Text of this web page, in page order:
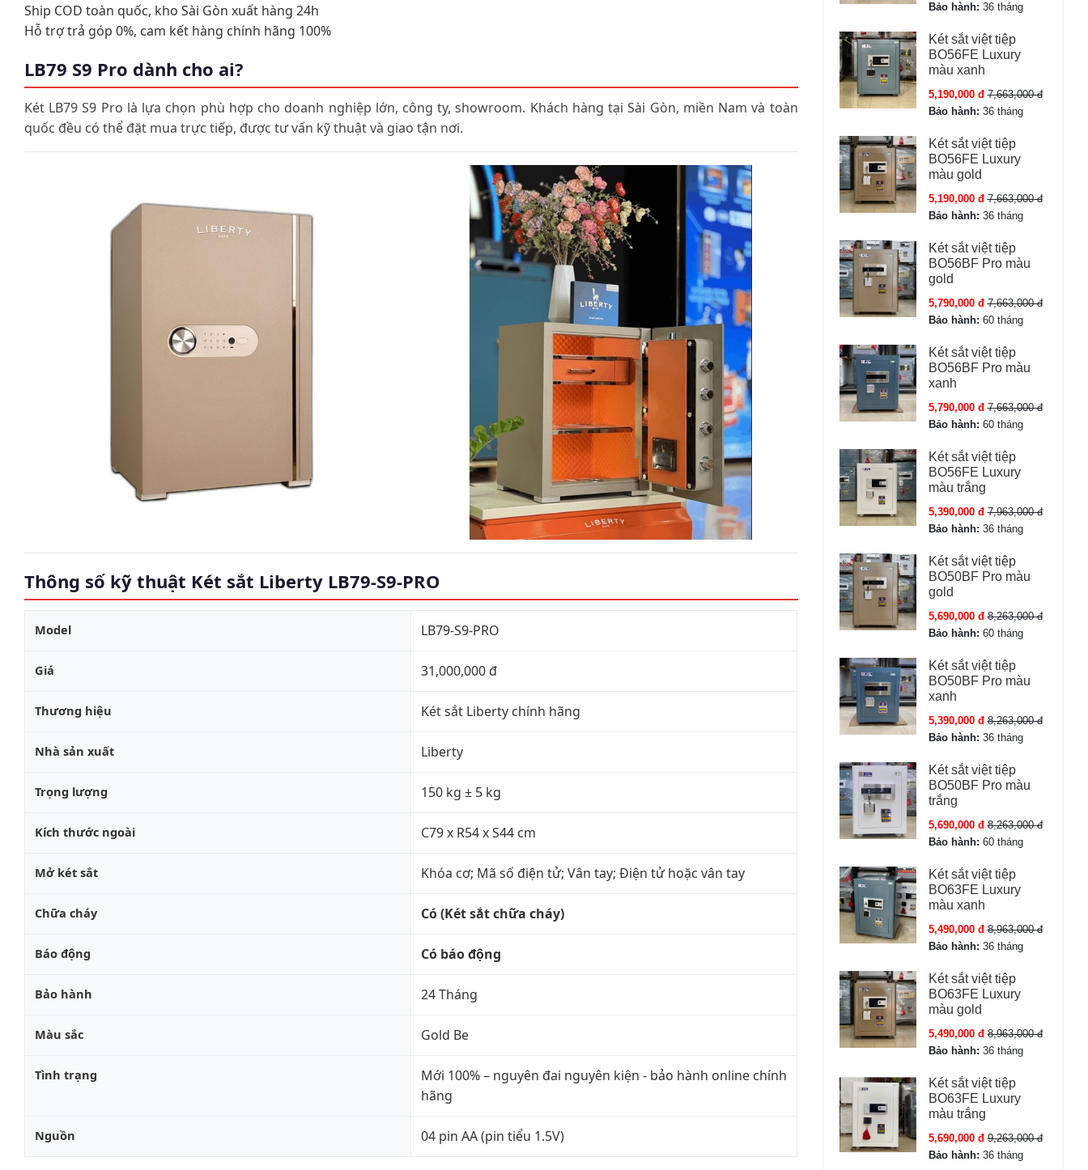
Ship COD toàn quốc, kho Sài Gòn xuất hàng 24h
Hỗ trợ trả góp 0%, cam kết hàng chính hãng 100%
LB79 S9 Pro dành cho ai?
Két LB79 S9 Pro là lựa chọn phù hợp cho doanh nghiệp lớn, công ty, showroom. Khách hàng tại Sài Gòn, miền Nam và toàn
quốc đều có thể đặt mua trực tiếp, được tư vấn kỹ thuật và giao tận nơi.
Thông số kỹ thuật Két sắt Liberty LB79-S9-PRO
Model LB79-S9-PRO
Giá 31,000,000 đ
Thương hiệu Két sắt Liberty chính hãng
Nhà sản xuất Liberty
Trọng lượng 150 kg ± 5 kg
Kích thước ngoài C79 x R54 x S44 cm
Mở két sắt Khóa cơ; Mã số điện tử; Vân tay; Điện tử hoặc vân tay
Chữa cháy Có (Két sắt chữa cháy)
Báo động Có báo động
Bảo hành 24 Tháng
Màu sắc Gold Be
Tình trạng
Mới 100% – nguyên đai nguyên kiện - bảo hành online chính
hãng
Nguồn 04 pin AA (pin tiểu 1.5V)
Bảo hành: 36 tháng
Két sắt việt tiệp
BO56FE Luxury
màu xanh
5,190,000 đ 7,663,000 đ
Bảo hành: 36 tháng
Két sắt việt tiệp
BO56FE Luxury
màu gold
5,190,000 đ 7,663,000 đ
Bảo hành: 36 tháng
Két sắt việt tiệp
BO56BF Pro màu
gold
5,790,000 đ 7,663,000 đ
Bảo hành: 60 tháng
Két sắt việt tiệp
BO56BF Pro màu
xanh
5,790,000 đ 7,663,000 đ
Bảo hành: 60 tháng
Két sắt việt tiệp
BO56FE Luxury
màu trắng
5,390,000 đ 7,963,000 đ
Bảo hành: 36 tháng
Két sắt việt tiệp
BO50BF Pro màu
gold
5,690,000 đ 8,263,000 đ
Bảo hành: 60 tháng
Két sắt việt tiệp
BO50BF Pro màu
xanh
5,390,000 đ 8,263,000 đ
Bảo hành: 36 tháng
Két sắt việt tiệp
BO50BF Pro màu
trắng
5,690,000 đ 8,263,000 đ
Bảo hành: 60 tháng
Két sắt việt tiệp
BO63FE Luxury
màu xanh
5,490,000 đ 8,963,000 đ
Bảo hành: 36 tháng
Két sắt việt tiệp
BO63FE Luxury
màu gold
5,490,000 đ 8,963,000 đ
Bảo hành: 36 tháng
Két sắt việt tiệp
BO63FE Luxury
màu trắng
5,690,000 đ 9,263,000 đ
Bảo hành: 36 tháng